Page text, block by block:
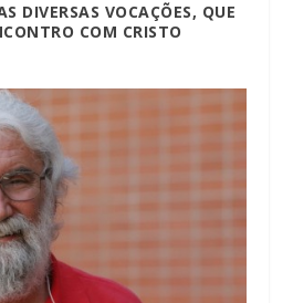
DIVERSAS VOCAÇÕES, QUE
COM CRISTO